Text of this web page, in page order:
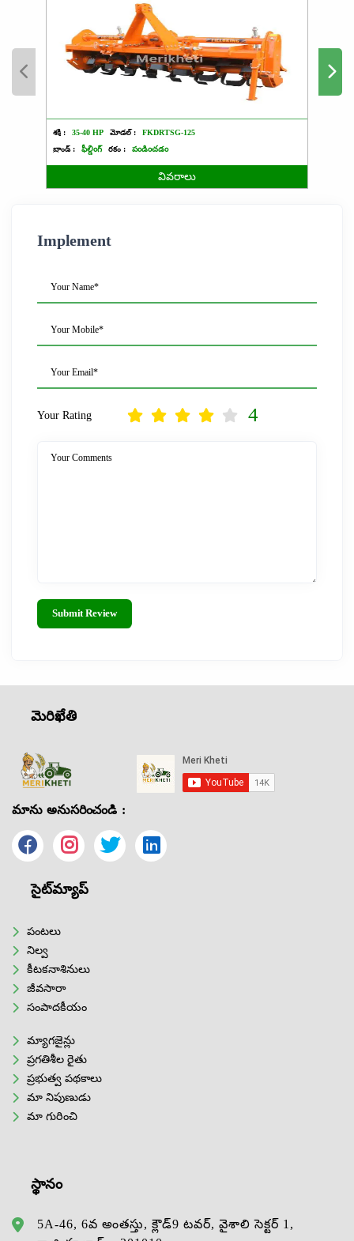
శక్తి : 35-40 HP మోడల్ :
FKDRTSG-125
బ్రాండ్ :
ఫీల్డింగ్ రకం : పండించడం
వివరాలు
Implement
Your Name*
Your Mobile*
Your Email*
Your Rating 4
Your Comments
Submit Review
మెరిఖేతి
మాను అనుసరించండి :
సైట్‌మ్యాప్
పంటలు
నిల్వ
కీటకనాశినులు
జీవసారా
సంపాదకీయం
మ్యాగజైన్లు
ప్రగతిశీల రైతు
ప్రభుత్వ పథకాలు
మా నిపుణుడు
మా గురించి
స్థానం
5A-46, 6వ అంతస్తు, క్లౌడ్9 టవర్, వైశాలి సెక్టర్ 1,